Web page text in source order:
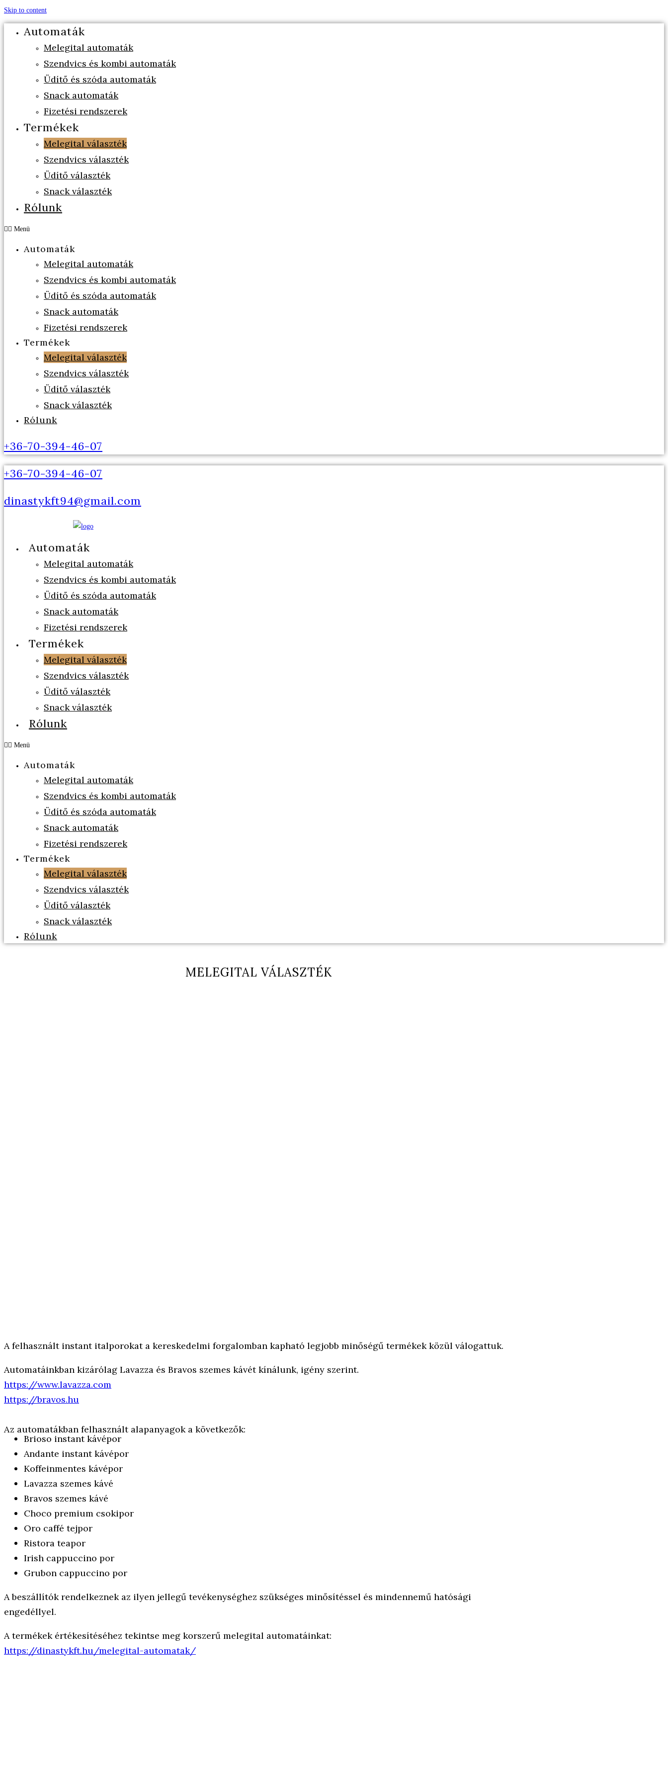
Skip to content
Automaták
Melegital automaták
Szendvics és kombi automaták
Üdítő és szóda automaták
Snack automaták
Fizetési rendszerek
Termékek
Melegital választék
Szendvics választék
Üdítő választék
Snack választék
Rólunk
Menü
Automaták
Melegital automaták
Szendvics és kombi automaták
Üdítő és szóda automaták
Snack automaták
Fizetési rendszerek
Termékek
Melegital választék
Szendvics választék
Üdítő választék
Snack választék
Rólunk
+36-70-394-46-07
+36-70-394-46-07
dinastykft94@gmail.com
Automaták
Melegital automaták
Szendvics és kombi automaták
Üdítő és szóda automaták
Snack automaták
Fizetési rendszerek
Termékek
Melegital választék
Szendvics választék
Üdítő választék
Snack választék
Rólunk
Menü
Automaták
Melegital automaták
Szendvics és kombi automaták
Üdítő és szóda automaták
Snack automaták
Fizetési rendszerek
Termékek
Melegital választék
Szendvics választék
Üdítő választék
Snack választék
Rólunk
MELEGITAL VÁLASZTÉK
A felhasznált instant italporokat a kereskedelmi forgalomban kapható legjobb minőségű termékek közül válogattuk.
Automatáinkban kizárólag Lavazza és Bravos szemes kávét kínálunk, igény szerint.
https://www.lavazza.com
https://bravos.hu
Az automatákban felhasznált alapanyagok a következők:
Brioso instant kávépor
Andante instant kávépor
Koffeinmentes kávépor
Lavazza szemes kávé
Bravos szemes kávé
Choco premium csokipor
Oro caffé tejpor
Ristora teapor
Irish cappuccino por
Grubon cappuccino por
A beszállítók rendelkeznek az ilyen jellegű tevékenységhez szükséges minősítéssel és mindennemű hatósági
engedéllyel.
A termékek értékesítéséhez tekintse meg korszerű melegital automatáinkat:
https://dinastykft.hu/melegital-automatak/